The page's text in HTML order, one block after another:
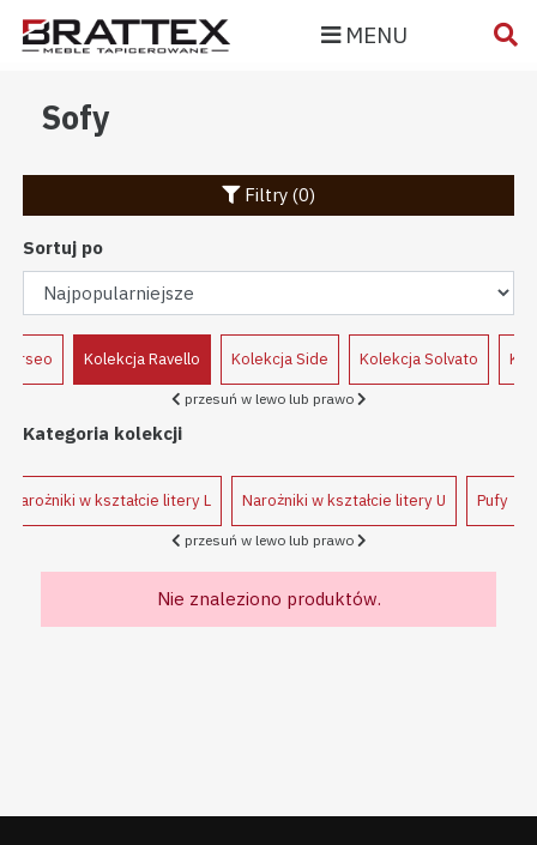
MENU
Sofy
Filtry (0)
Sortuj po
Kolekcja Ravello Kolekcja Side Kolekcja Solvato
przesuń w lewo lub prawo
Kategoria kolekcji
Narożniki w kształcie litery L Narożniki w kształcie litery U Pufy
przesuń w lewo lub prawo
Nie znaleziono produktów.